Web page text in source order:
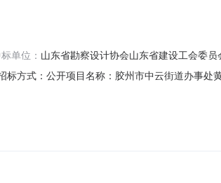
单位： 山东省勘察设计协会山东省建设工会委员
方式：公开项目名称：胶州市中云街道办事处
兰州路以北、朱诸路以西、规划锦州路以南工